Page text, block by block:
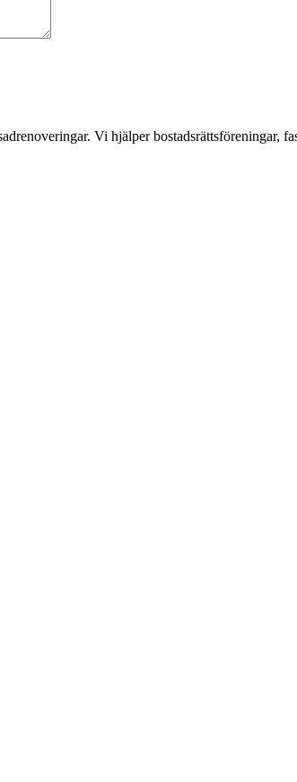
Vi hjälper bostadsrättsföreningar,